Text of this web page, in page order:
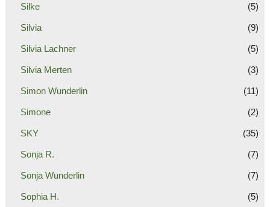
Silke (5)
Silvia (9)
Silvia Lachner (5)
Silvia Merten (3)
Simon Wunderlin (11)
Simone (2)
SKY (35)
Sonja R. (7)
Sonja Wunderlin (7)
Sophia H. (5)